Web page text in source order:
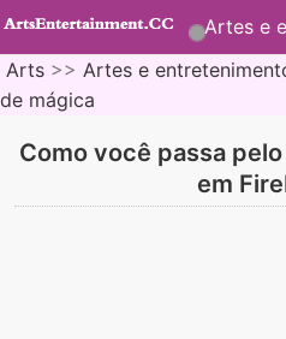
Artes e
Arts >> Artes e
de mágica
Como você passa
em